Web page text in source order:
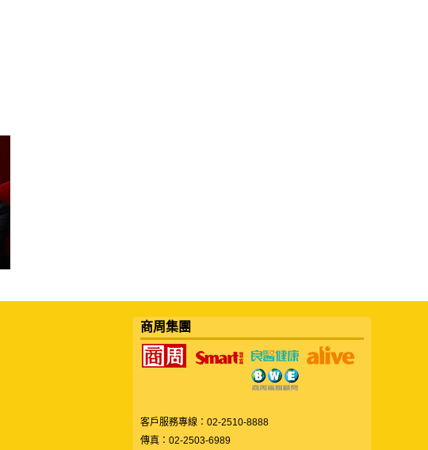
商周集團
客戶服務專線：02-2510-8888
傳真：02-2503-6989